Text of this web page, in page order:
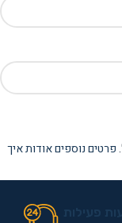
פרטים נוספים אודות איך